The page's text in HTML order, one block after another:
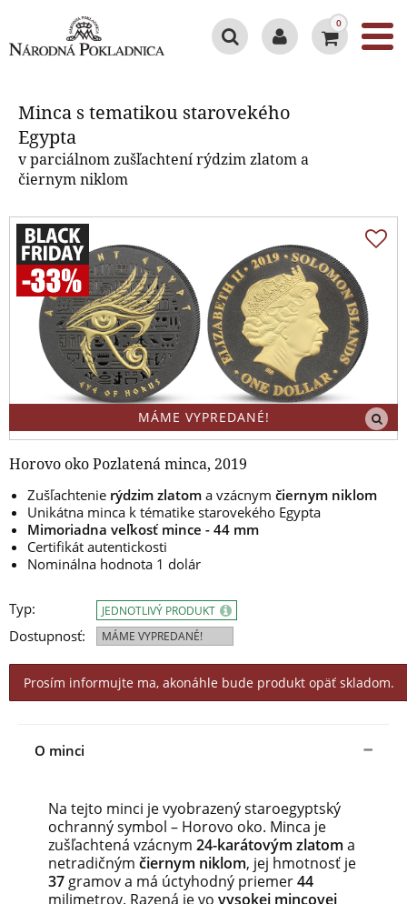
0
Minca s tematikou starovekého
Egypta
v parciálnom zušľachtení rýdzim zlatom a
čiernym niklom
MÁME VYPREDANÉ!
Horovo oko Pozlatená minca, 2019
Zušľachtenie rýdzim zlatom a vzácnym čiernym niklom
Unikátna minca k tématike starovekého Egypta
Mimoriadna veľkosť mince - 44 mm
Certifikát autentickosti
Nominálna hodnota 1 dolár
Typ:
Dostupnosť:
JEDNOTLIVÝ PRODUKT
MÁME VYPREDANÉ!
Prosím informujte ma, akonáhle bude produkt opäť skladom.
O minci
Na tejto minci je vyobrazený staroegyptský
ochranný symbol – Horovo oko. Minca je
zušľachtená vzácnym 24-karátovým zlatom a
netradičným čiernym niklom, jej hmotnosť je
37 gramov a má úctyhodný priemer44
milimetrov. Razená je vo vysokej mincovej
Minca s tematikou starovekého